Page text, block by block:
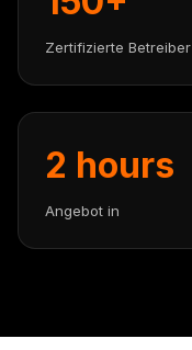
Zertifizierte Betreiber
2 hours
Angebot in